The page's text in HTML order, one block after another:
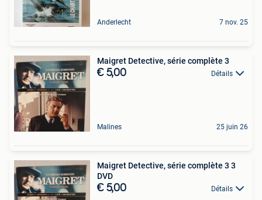
Anderlecht 7 nov. 25
Maigret Detective, série complète 3
€ 5,00 Détails
Malines 25 juin 26
Maigret Detective, série complète 3 3
DVD
€ 5,00 Détails